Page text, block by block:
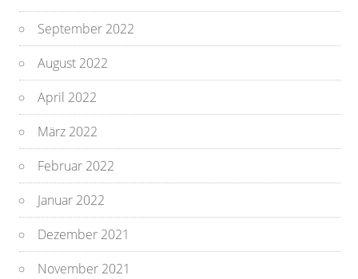
September 2022
August 2022
April 2022
März 2022
Februar 2022
Januar 2022
Dezember 2021
November 2021